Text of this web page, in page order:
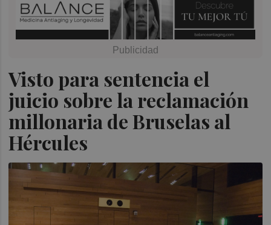
Visto para sentencia el
juicio sobre la reclamación
millonaria de Bruselas al
Hércules